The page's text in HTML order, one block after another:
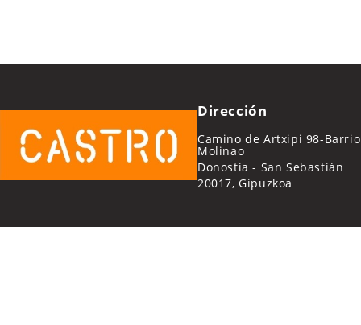
Dirección
Camino de Artxipi 98-Barrio
Molinao
Donostia - San Sebastián
20017, Gipuzkoa